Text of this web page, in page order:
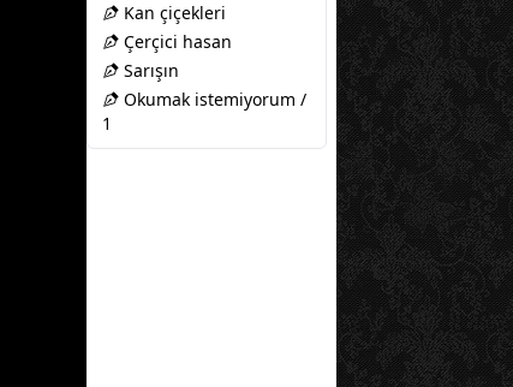
Kan çiçekleri
Çerçici hasan
Sarışın
Okumak istemiyorum /
1